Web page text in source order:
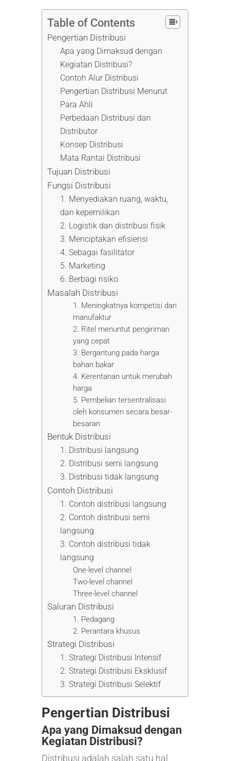
Table of Contents
Pengertian Distribusi
Apa yang Dimaksud dengan
Kegiatan Distribusi?
Contoh Alur Distribusi
Pengertian Distribusi Menurut
Para Ahli
Perbedaan Distribusi dan
Distributor
Konsep Distribusi
Mata Rantai Distribusi
Tujuan Distribusi
Fungsi Distribusi
1. Menyediakan ruang, waktu,
dan kepemilikan
2. Logistik dan distribusi fisik
3. Menciptakan efisiensi
4. Sebagai fasilitator
5. Marketing
6. Berbagi risiko
Masalah Distribusi
1. Meningkatnya kompetisi dari
manufaktur
2. Ritel menuntut pengiriman
yang cepat
3. Bergantung pada harga
bahan bakar
4. Kerentanan untuk merubah
harga
5. Pembelian tersentralisasi
oleh konsumen secara besar-
besaran
Bentuk Distribusi
1. Distribusi langsung
2. Distribusi semi langsung
3. Distribusi tidak langsung
Contoh Distribusi
1. Contoh distribusi langsung
2. Contoh distribusi semi
langsung
3. Contoh distribusi tidak
langsung
One-level channel
Two-level channel
Three-level channel
Saluran Distribusi
1. Pedagang
2. Perantara khusus
Strategi Distribusi
1. Strategi Distribusi Intensif
2. Strategi Distribusi Eksklusif
3. Strategi Distribusi Selektif
Pengertian Distribusi
Apa yang Dimaksud dengan
Kegiatan Distribusi?
Distribusi adalah salah satu hal